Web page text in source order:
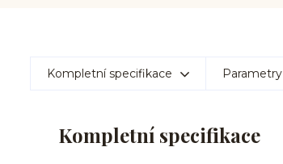
Kompletní specifikace Parametry
Kompletní specifikace